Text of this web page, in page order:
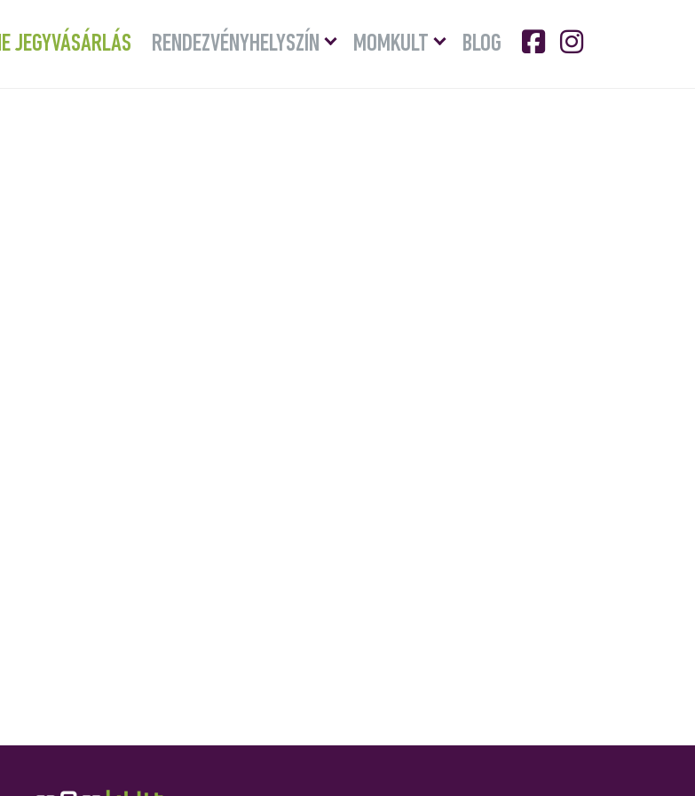
JEGYVÁSÁRLÁS RENDEZVÉNYHELYSZÍN
Menü
lenyitásaMOMKULT
Menü
lenyitása
BLOG